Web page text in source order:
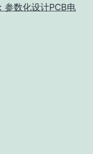
参数化设计PCB电